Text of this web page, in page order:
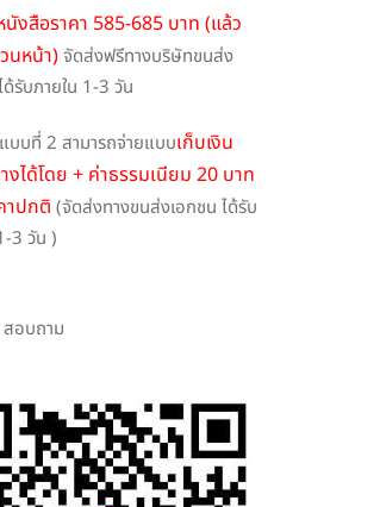
นังสือราคา 585-685 บาท (แล้ว
นหน้า)จัดส่งฟรีทางบริษัทขนส่ง
ด้รับภายใน 1-3 วัน
บบที่ 2 สามารถจ่ายแบบเก็บเงิน
งได้โดย + ค่าธรรมเนียม 20 บาท
าปกติ (จัดส่งทางขนส่งเอกชน ได้รับ
3 วัน )
อบถาม